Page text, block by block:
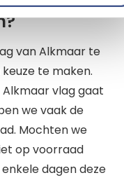
van Alkmaar te
te maken.
Alkmaar vlag gaat
we vaak de
Mochten we
op voorraad
dagen deze